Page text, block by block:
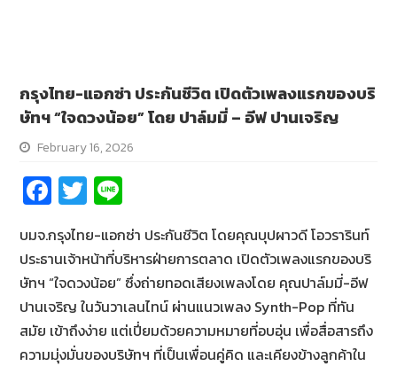
กรุงไทย-แอกซ่า ประกันชีวิต เปิดตัวเพลงแรกของบริ
ษัทฯ “ใจดวงน้อย” โดย ปาล์มมี่ – อีฟ ปานเจริญ
February 16, 2026
Fa
ce
b
o
o
k
T
wi
tt
er
n
e
บมจ.กรุงไทย-แอกซ่า ประกันชีวิต โดยคุณบุปผาวดี โอวรารินท์
ประธานเจ้าหน้าที่บริหารฝ่ายการตลาด เปิดตัวเพลงแรกของบริ
ษัทฯ “ใจดวงน้อย” ซึ่งถ่ายทอดเสียงเพลงโดย คุณปาล์มมี่-อีฟ
ปานเจริญ ในวันวาเลนไทน์ ผ่านแนวเพลง Synth-Pop ที่ทัน
สมัย เข้าถึงง่าย แต่เปี่ยมด้วยความหมายที่อบอุ่น เพื่อสื่อสารถึง
ความมุ่งมั่นของบริษัทฯ ที่เป็นเพื่อนคู่คิด และเคียงข้างลูกค้าใน